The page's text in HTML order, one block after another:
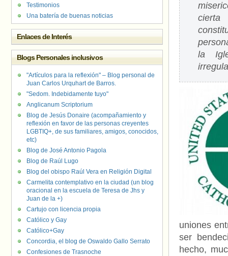
cierta
la
uniones
ser
hecho,
Testimonios
Una batería de buenas noticias
Enlaces de Interés
Blogs Personales inclusivos
"Artículos para la reflexión" – Blog personal de
Juan Carlos Urquhart de Barros.
"Sedom. Indebidamente tuyo"
Anglicanum Scriptorium
Blog de Jesús Donaire (acompañamiento y
reflexión en favor de las personas creyentes
LGBTIQ+, de sus familiares, amigos, conocidos,
etc)
Blog de José Antonio Pagola
Blog de Raúl Lugo
Blog del obispo Raúl Vera en Religión Digital
Carmelita contemplativo en la ciudad (un blog
oracional en la escuela de Teresa de Jhs y
Juan de la +)
Cartujo con licencia propia
Católico y Gay
Católico+Gay
Concordia, el blog de Oswaldo Gallo Serrato
Confesiones de Trasnoche